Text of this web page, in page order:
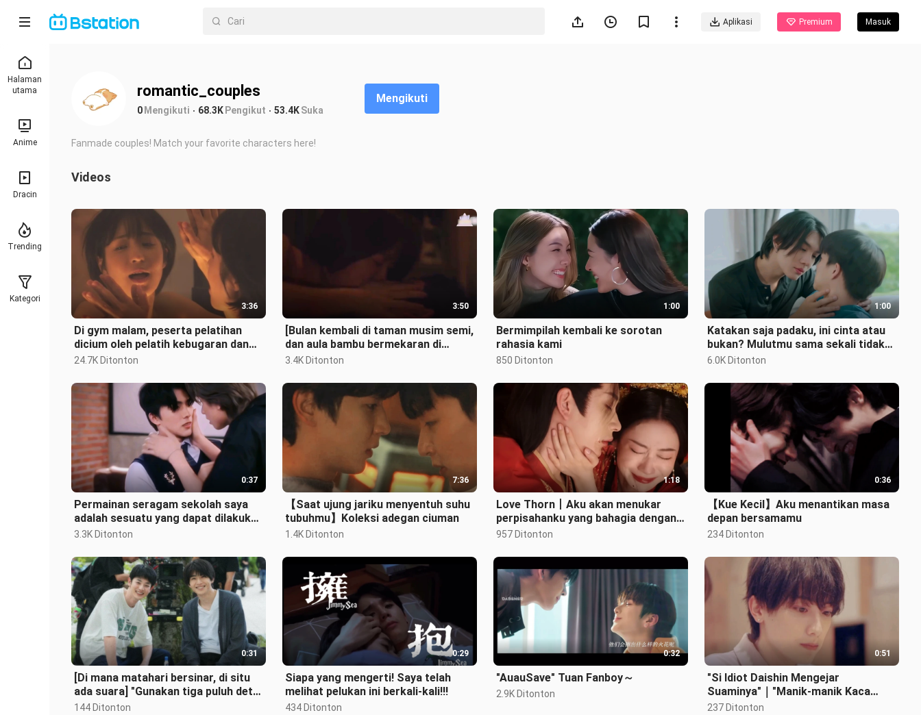
Aplikasi Premium Masuk
Halaman
utama
Anime
Dracin
Trending
Kategori
romantic_couples
0Mengikuti 68.3KPengikut 53.4KSuka
Mengikuti
Fanmade couples! Match your favorite characters here!
Videos
3:36
Di gym malam, peserta pelatihan
dicium oleh pelatih kebugaran dan
kemudian disetubuhi oleh tentara s
24.7K Ditonton
3:50
[Bulan kembali di taman musim semi,
dan aula bambu bermekaran di
malam hari] Anak-anak tidak diperbo
3.4K Ditonton
1:00
Bermimpilah kembali ke sorotan
rahasia kami
850 Ditonton
1:00
Katakan saja padaku, ini cinta atau
bukan? Mulutmu sama sekali tidak
jujur.
6.0K Ditonton
0:37
Permainan seragam sekolah saya
adalah sesuatu yang dapat dilakukan
oleh generasi muda.
3.3K Ditonton
7:36
【Saat ujung jariku menyentuh suhu
tubuhmu】Koleksi adegan ciuman
1.4K Ditonton
1:18
Love Thorn丨Aku akan menukar
perpisahanku yang bahagia dengan
ciumanmu yang dalam dan enggan.
957 Ditonton
0:36
【Kue Kecil】Aku menantikan masa
depan bersamamu
234 Ditonton
0:31
[Di mana matahari bersinar, di situ
ada suara] "Gunakan tiga puluh detik
untuk merekam tiga bulan mu
144 Ditonton
0:29
Siapa yang mengerti! Saya telah
melihat pelukan ini berkali-kali!!!
434 Ditonton
0:32
"AuauSave" Tuan Fanboy～
2.9K Ditonton
0:51
"Si Idiot Daishin Mengejar
Suaminya"｜"Manik-manik Kaca
Seperti Harta Karun"｜Konishi Eito x
237 Ditonton